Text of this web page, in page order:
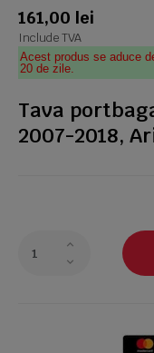
161,00 lei
Include TVA
Acest produs se aduce
20 de zile.
Tava
2007-2018,